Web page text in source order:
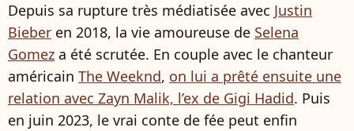
Depuis sa rupture très médiatisée avec Justin
Bieber en 2018, la vie amoureuse de Selena
Gomez a été scrutée. En couple avec le chanteur
américain The Weeknd, on lui a prêté ensuite une
relation avec Zayn Malik, l’ex de Gigi Hadid. Puis
en juin 2023, le vrai conte de fée peut enfin